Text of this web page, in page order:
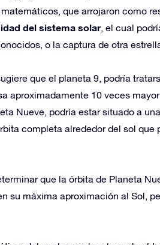
que arrojaron como
del sistema solar, el cual
o la captura de otra
que el planeta 9, podría
aproximadamente 10 veces
Nueve, podría estar situado a
completa alrededor del sol que
que la órbita de Planeta
su máxima aproximación al Sol,